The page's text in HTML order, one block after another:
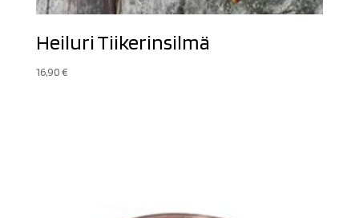
Heiluri Tiikerinsilmä
16,90€